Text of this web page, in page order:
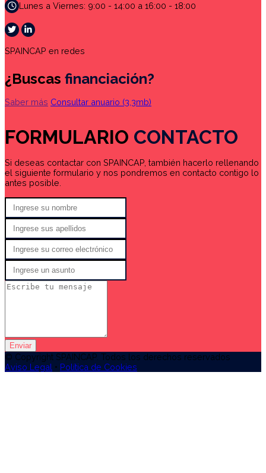
Lunes a Viernes: 9:00 - 14:00 a 16:00 - 18:00
SPAINCAP en redes
¿Buscas financiación?
Saber más Consultar anuario (3,3mb)
FORMULARIO CONTACTO
Si deseas contactar con SPAINCAP, también hacerlo rellenando
el siguiente formulario y nos pondremos en contacto contigo lo
antes posible.
Enviar
© Copyright SPAINCAP. Todos los derechos reservados
Aviso Legal • Política de Cookies